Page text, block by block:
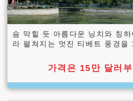
숨 막힐 듯 아름다운 닝치와 칭
라 펼쳐지는 멋진 티베트 풍경을
가격은 15만 달러